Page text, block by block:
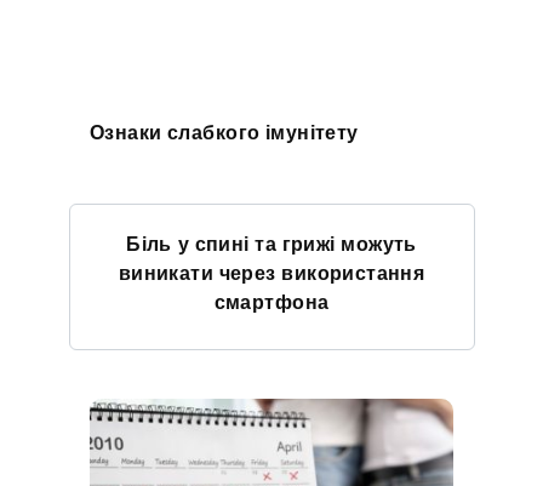
Ознаки слабкого імунітету
Біль у спині та грижі можуть
виникати через використання
смартфона